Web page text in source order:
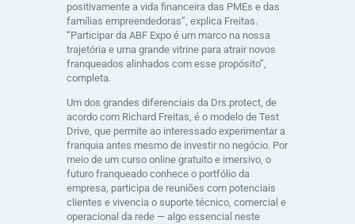
positivamente a vida financeira das PMEs e das
famílias empreendedoras”, explica Freitas.
“Participar da ABF Expo é um marco na nossa
trajetória e uma grande vitrine para atrair novos
franqueados alinhados com esse propósito”,
completa.
Um dos grandes diferenciais da Drs.protect, de
acordo com Richard Freitas, é o modelo de Test
Drive, que permite ao interessado experimentar a
franquia antes mesmo de investir no negócio. Por
meio de um curso online gratuito e imersivo, o
futuro franqueado conhece o portfólio da
empresa, participa de reuniões com potenciais
clientes e vivencia o suporte técnico, comercial e
operacional da rede — algo essencial neste